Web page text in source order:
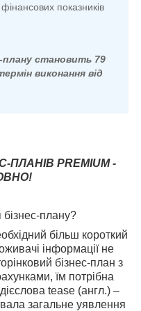
показників
плану становить 79
виконання від
ПЛАНІВ PREMIUM -
плану?
більш короткий
інформації не
бізнес-план з
їм потрібна
tease (aнгл.) –
загальне уявлення